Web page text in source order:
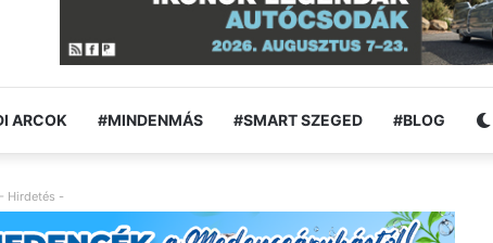
ARCOK #MINDENMÁS #SMART SZEGED #BLOG
- Hirdetés -